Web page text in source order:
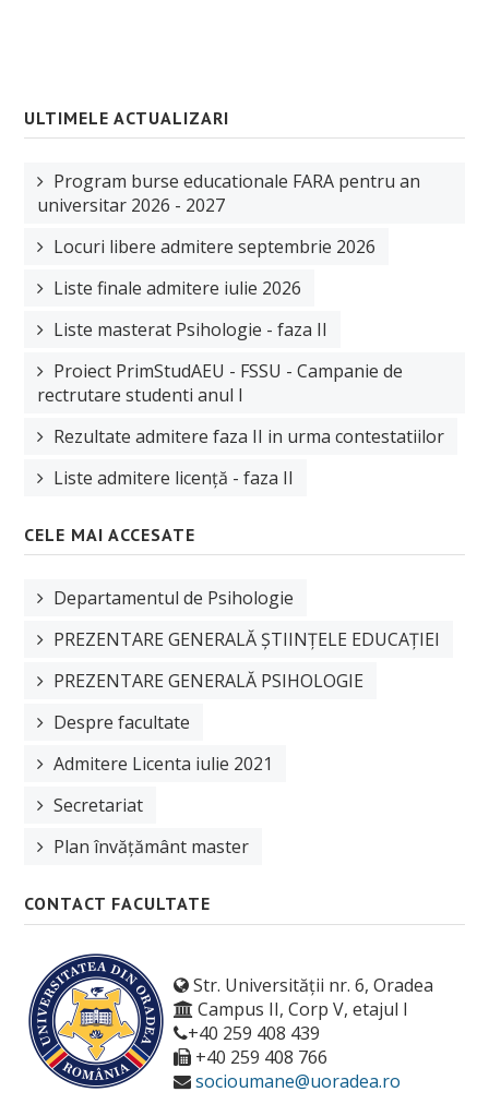
Manifestări științifice
Etica cercetare
Planuri de învățământ
Fise disciplina
Plan învățământ școală doctorală de sociologie
Orar
Anunțuri
Sesiune de examene
Structura anului universitar
Examen de finalizare studii
ERASMUS
Tabere
Despre cazare
OTL
Manifestari studentesti
ULTIMELE ACTUALIZARI
Program burse educationale FARA pentru an
universitar 2026 - 2027
Locuri libere admitere septembrie 2026
Liste finale admitere iulie 2026
Liste masterat Psihologie - faza II
Proiect PrimStudAEU - FSSU - Campanie de
rectrutare studenti anul I
Rezultate admitere faza II in urma contestatiilor
Liste admitere licență - faza II
CELE MAI ACCESATE
Departamentul de Psihologie
PREZENTARE GENERALĂ ȘTIINȚELE EDUCAȚIEI
PREZENTARE GENERALĂ PSIHOLOGIE
Despre facultate
Admitere Licenta iulie 2021
Secretariat
Plan învățământ master
CONTACT FACULTATE
Str. Universității nr. 6, Oradea
Campus II, Corp V, etajul I
+40 259 408 439
+40 259 408 766
socioumane@uoradea.ro